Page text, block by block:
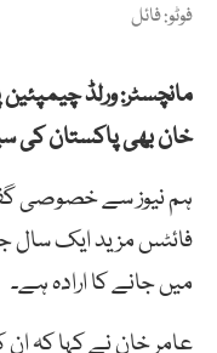
فوٹو: فائل
مانچسٹر: ورلڈ چیمپئین
خان بھی پاکستان کی
ہم نیوز سے خصوصی
فائٹس مزید ایک
میں جانے کا ارادہ ہے۔
عامر خان نے کہا کہ ان